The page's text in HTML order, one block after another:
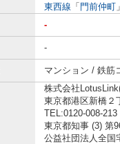
東西線 「 門前仲町
-
-
マンション / 鉄筋
株式会社
東京都港区新橋２
TEL:0120-008-213
東京都知事 (3) 第
公益社団法人全国